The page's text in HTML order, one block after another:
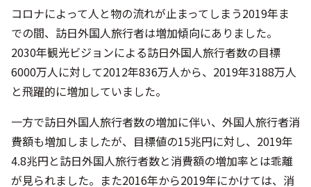
コロナによって人と物の流れが止まってしまう2019年ま
での間、訪日外国人旅行者は増加傾向にありました。
2030年観光ビジョンによる訪日外国人旅行者数の目標
6000万人に対して2012年836万人から、2019年3188万人
と飛躍的に増加していました。
一方で訪日外国人旅行者数の増加に伴い、外国人旅行者消
費額も増加しましたが、目標値の15兆円に対し、2019年
4.8兆円と訪日外国人旅行者数と消費額の増加率とは乖離
が見られました。また2016年から2019年にかけては、消